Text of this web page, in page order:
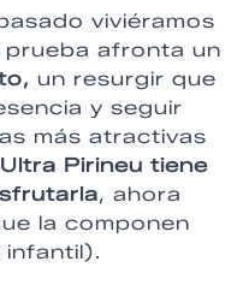
viviéramos
prueba afronta un
un resurgir que
y seguir
más atractivas
Pirineu tiene
, ahora
la componen
infantil).